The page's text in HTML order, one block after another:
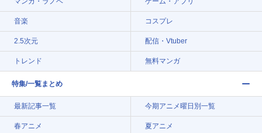
音楽 コスプレ
2.5次元 配信・Vtuber
トレンド 無料マンガ
特集/一覧まとめ
最新記事一覧 今期アニメ曜日別一覧
春アニメ 夏アニメ